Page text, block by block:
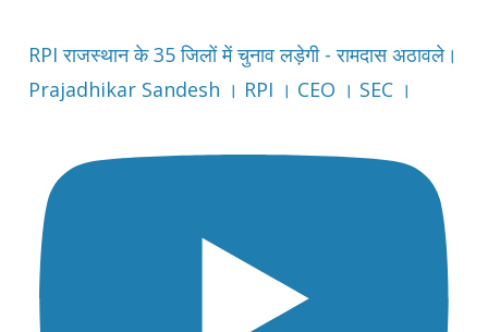
RPI राजस्थान के 35 जिलों में चुनाव लड़ेगी - रामदास अठावले।
Prajadhikar Sandesh । RPI । CEO । SEC ।